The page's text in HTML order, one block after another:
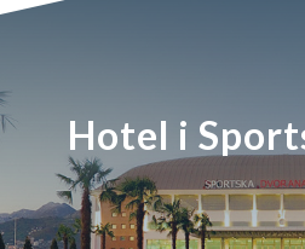
Hotel i